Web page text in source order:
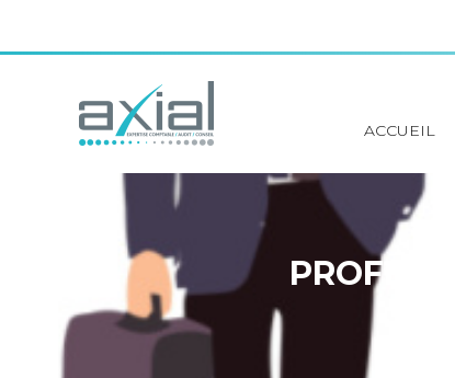
contenu
Principal
ACCUEIL